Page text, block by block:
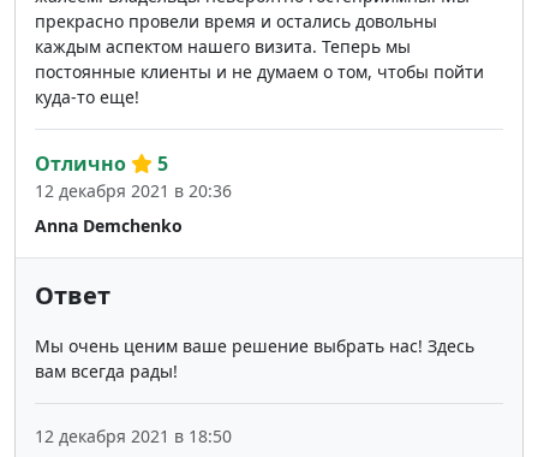
прекрасно провели время и остались довольны
каждым аспектом нашего визита. Теперь мы
постоянные клиенты и не думаем о том, чтобы пойти
куда-то еще!
Anna Demchenko
Отлично 5
12 декабря 2021 в 20:36
Ответ
Мы очень ценим ваше решение выбрать нас! Здесь
вам всегда рады!
12 декабря 2021 в 18:50